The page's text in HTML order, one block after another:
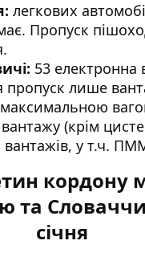
легкових
Пропуск
53 електронна
пропуск лише
(крім
у т.ч.
кордону
та
січня